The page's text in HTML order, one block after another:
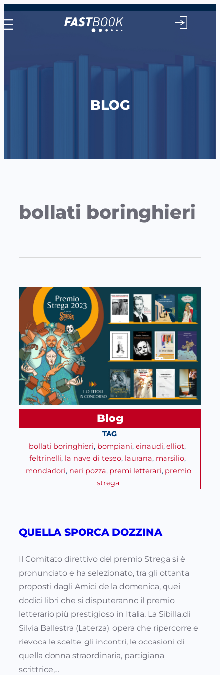
Vai
al
BLOG
bollati boringhieri
Blog
TAG
bollati boringhieri, bompiani, einaudi, elliot
feltrinelli, la nave di teseo, laurana, marsilio,
mondadori, neri pozza, premi letterari, premio
strega
QUELLA SPORCA DOZZINA
Il Comitato direttivo del premio Strega si è
pronunciato e ha selezionato, tra gli ottanta
proposti dagli Amici della domenica, quei
dodici libri che si disputeranno il premio
letterario più prestigioso in Italia. La Sibilla,di
Silvia Ballestra (Laterza), opera che ripercorre e
rievoca le scelte, gli incontri, le occasioni di
quella donna straordinaria, partigiana,
scrittrice,…